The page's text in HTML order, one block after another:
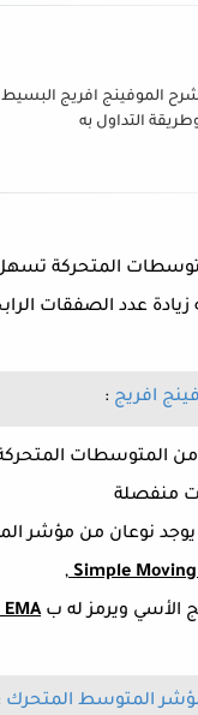
التداول به
المتحركة
عدد الصفقات
افريج :
من المتوسطات
منفصلة
نوعان من مؤشر
Simple
,
الأسي ويرمز له بEMA
المتوسط المتحرك